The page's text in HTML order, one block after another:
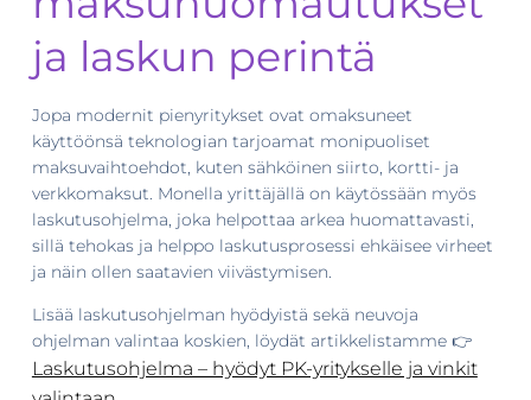
ja laskun perintä
Jopa modernit pienyritykset ovat omaksuneet
käyttöönsä teknologian tarjoamat monipuoliset
maksuvaihtoehdot, kuten sähköinen siirto, kortti- ja
verkkomaksut. Monella yrittäjällä on käytössään myös
laskutusohjelma, joka helpottaa arkea huomattavasti,
sillä tehokas ja helppo laskutusprosessi ehkäisee virheet
ja näin ollen saatavien viivästymisen.
Lisää laskutusohjelman hyödyistä sekä neuvoja
ohjelman valintaa koskien, löydät artikkelistamme 👉
Laskutusohjelma – hyödyt PK-yritykselle ja vinkit